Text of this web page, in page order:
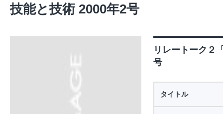
技能と技術 2000年2号
リレートーク２
号
タイトル